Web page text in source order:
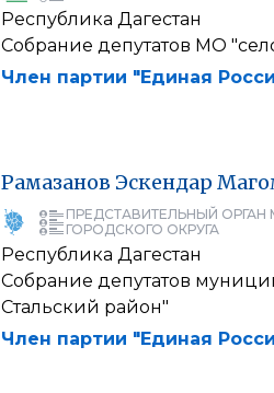
Республика Дагестан
Собрание депутатов МО
Член партии "Единая
Рамазанов Эскендар
ПРЕДСТАВИТЕЛЬНЫЙ
ГОРОДСКОГО ОКРУГА
Республика Дагестан
Собрание депутатов
Стальский район"
Член партии "Единая